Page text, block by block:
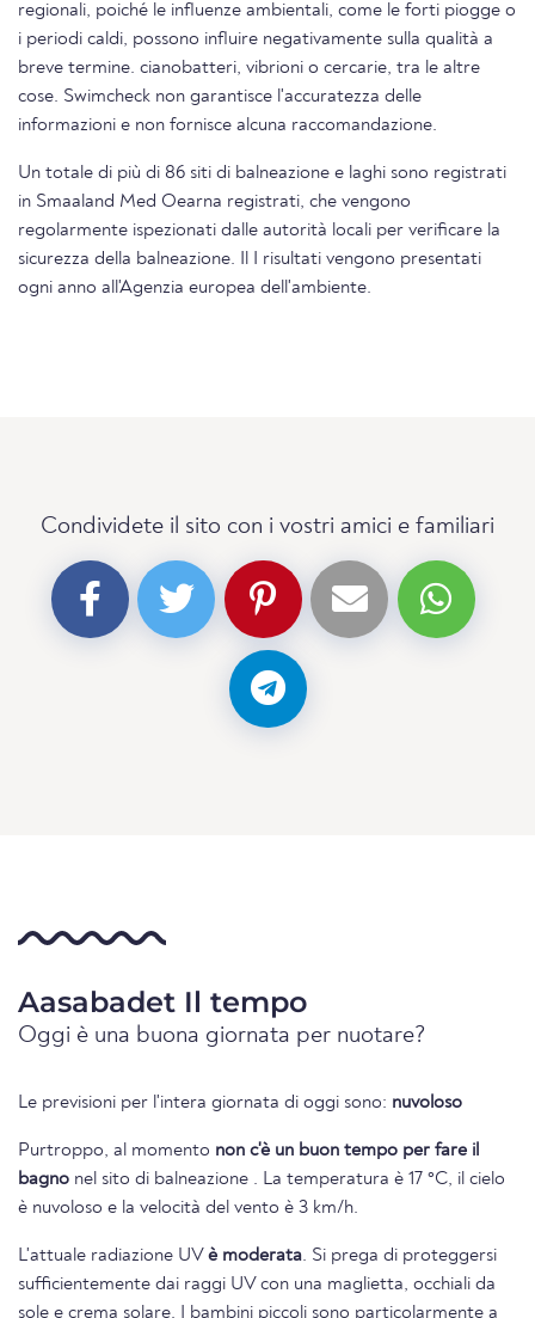
regionali, poiché le influenze ambientali, come le forti piogge o
i periodi caldi, possono influire negativamente sulla qualità a
breve termine. cianobatteri, vibrioni o cercarie, tra le altre
cose. Swimcheck non garantisce l'accuratezza delle
informazioni e non fornisce alcuna raccomandazione.
Un totale di più di 86 siti di balneazione e laghi sono registrati
in Smaaland Med Oearna registrati, che vengono
regolarmente ispezionati dalle autorità locali per verificare la
sicurezza della balneazione. Il I risultati vengono presentati
ogni anno all'Agenzia europea dell'ambiente.
Condividete il sito con i vostri amici e familiari
Aasabadet Il tempo
Oggi è una buona giornata per nuotare?
Le previsioni per l'intera giornata di oggi sono: nuvoloso
Purtroppo, al momento non c'è un buon tempo per fare il
bagno nel sito di balneazione . La temperatura è 17 °C, il cielo
è nuvoloso e la velocità del vento è 3 km/h.
L'attuale radiazione UV è moderata. Si prega di proteggersi
sufficientemente dai raggi UV con una maglietta, occhiali da
sole e crema solare. I bambini piccoli sono particolarmente a